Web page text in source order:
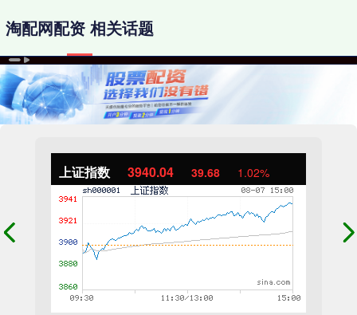
上证指数 3940.04 39.68 1.02%
淘配网配资 相关话题